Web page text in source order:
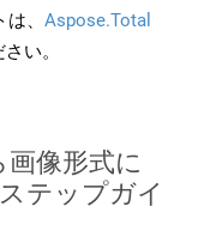
、 Aspose.Total
い。
像形式に
テップガイ